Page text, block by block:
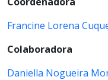
Francine Lorena
Colaboradora
Daniella Nogueira